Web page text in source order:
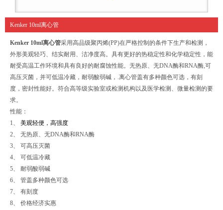
Kenker 10ml离心管
Kenker 10ml离心管采用高品级聚丙烯(PP)在严格控制的条件下生产和检测，
外形美观轻巧、结实耐用、洁净度高。具有更好的热稳定性和化学稳定性，能
耐受高温工作环境和具有良好的耐腐蚀性能。无热原、无DNA酶和RNA酶,可
高压灭菌，并可低温冷藏，耐弱酸弱碱，.离心管盖有多种颜色可选，有刻
度，密封性能好。符合高等级实验室或检测机构以及医学检测、微量检测的要
求。
性能：
1、 美观轻便，高强度
2、 无热原、无DNA酶和RNA酶
3、 可高压灭菌
4、 可低温冷藏
5、 耐弱酸弱碱
6、 管盖多种颜色可选
7、 有刻度
8、 价格经济实惠